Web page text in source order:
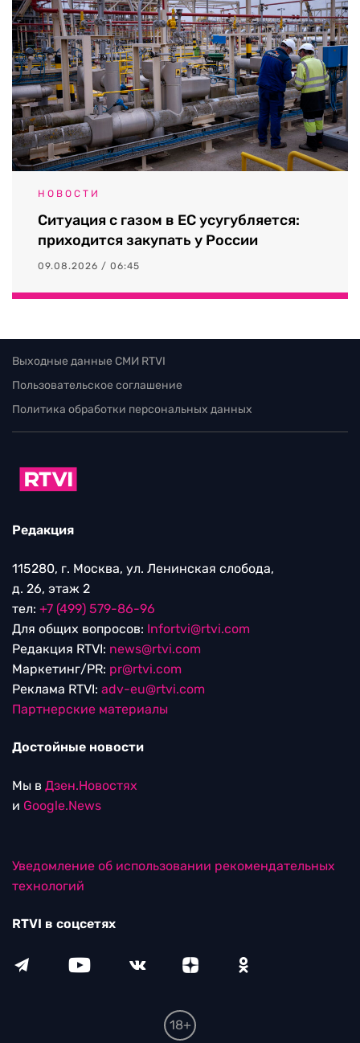
НОВОСТИ
Ситуация с газом в ЕС усугубляется:
приходится закупать у России
09.08.2026 / 06:45
Выходные данные СМИ RTVI
Пользовательское соглашение
Политика обработки персональных данных
Редакция
115280, г. Москва, ул. Ленинская слобода,
д. 26, этаж 2
тел: +7 (499) 579-86-96
Для общих вопросов: Infortvi@rtvi.com
Редакция RTVI: news@rtvi.com
Маркетинг/PR: pr@rtvi.com
Реклама RTVI: adv-eu@rtvi.com
Партнерские материалы
Достойные новости
Мы в Дзен.Новостях
и Google.News
Уведомление об использовании рекомендательных
технологий
RTVI в соцсетях
18+